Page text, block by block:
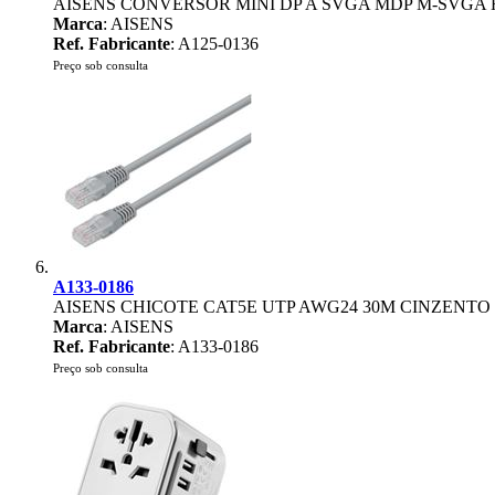
AISENS CONVERSOR MINI DP A SVGA MDP M-SVGA
Marca: AISENS
Ref. Fabricante: A125-0136
Preço sob consulta
A133-0186
AISENS CHICOTE CAT5E UTP AWG24 30M CINZENTO
Marca: AISENS
Ref. Fabricante: A133-0186
Preço sob consulta